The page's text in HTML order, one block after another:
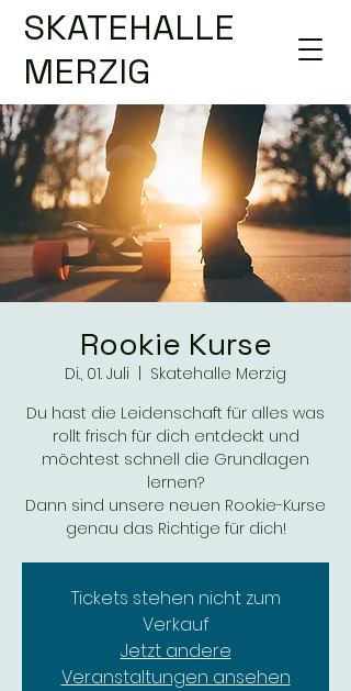
SKATEHALLE
MERZIG
Rookie Kurse
Di., 01. Juli
Skatehalle Merzig
Du hast die Leidenschaft für alles was
rollt frisch für dich entdeckt und
möchtest schnell die Grundlagen
lernen?
Dann sind unsere neuen Rookie-Kurse
genau das Richtige für dich!
Tickets stehen nicht zum
Verkauf
Jetzt andere
Veranstaltungen ansehen